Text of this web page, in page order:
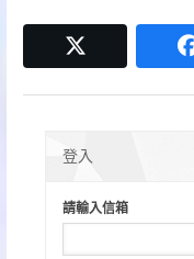
覽
登入
請輸入信箱